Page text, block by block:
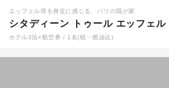
エッフェル塔を身近に感じる、パリの我が家
シタディーン トゥール エッフェル
ホテル3泊+航空券 / 1名(税・燃油込)